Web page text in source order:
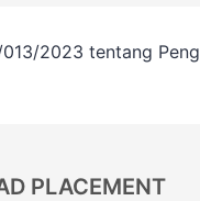
2023 tentang
PLACEMENT